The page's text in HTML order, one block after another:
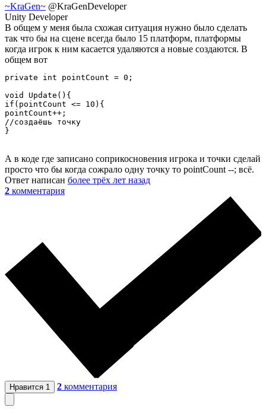
~KraGen~ @KraGenDeveloper
Unity Developer
В общем у меня была схожая ситуация нужно было сделать
так что бы на сцене всегда было 15 платформ, платформы
когда игрок к ним касается удаляются а новые создаются. В
общем вот
private int pointCount = 0;
void Update(){
if(pointCount <= 10){
pointCount++;
//создаёшь точку
}
А в коде где записано соприкосновения игрока и точки сделай
просто что бы когда сожрало одну точку то pointCount --; всё.
Ответ написан более трёх лет назад
2 комментария
Нравится 1 2 комментария